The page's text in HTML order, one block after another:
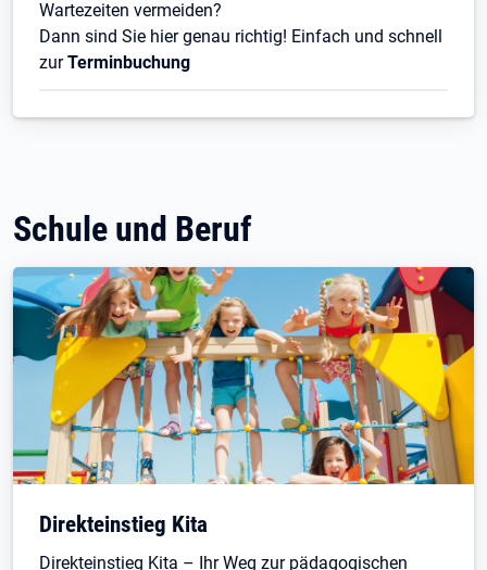
Wartezeiten vermeiden?
Dann sind Sie hier genau richtig! Einfach und schnell
zurTerminbuchung
Schule und Beruf
Direkteinstieg Kita
Direkteinstieg Kita – Ihr Weg zur pädagogischen